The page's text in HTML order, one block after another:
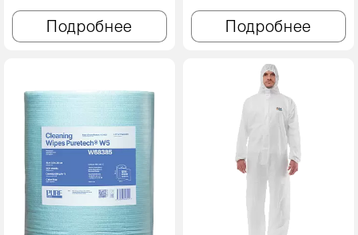
Подробнее Подробнее